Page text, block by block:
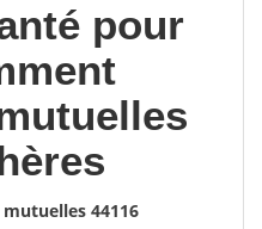
pour
44116